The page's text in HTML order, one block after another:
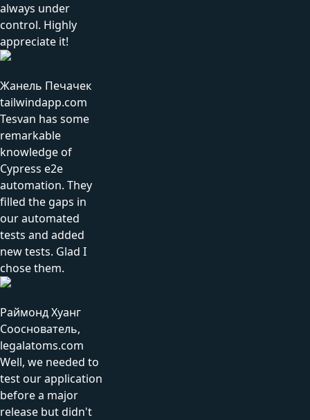
always under
control. Highly
appreciate it!
Жанель Печачек
tailwindapp.com
Tesvan has some
remarkable
knowledge of
Cypress e2e
automation. They
filled the gaps in
our automated
tests and added
new tests. Glad I
chose them.
Раймонд Хуанг
Сооснователь,
legalatoms.com
Well, we needed to
test our application
before a major
release but didn't